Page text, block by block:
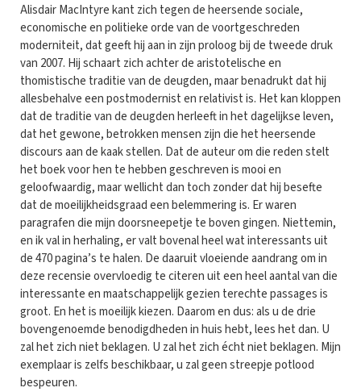
Alisdair MacIntyre kant zich tegen de heersende sociale,
economische en politieke orde van de voortgeschreden
moderniteit, dat geeft hij aan in zijn proloog bij de tweede druk
van 2007. Hij schaart zich achter de aristotelische en
thomistische traditie van de deugden, maar benadrukt dat hij
allesbehalve een postmodernist en relativist is. Het kan kloppen
dat de traditie van de deugden herleeft in het dagelijkse leven,
dat het gewone, betrokken mensen zijn die het heersende
discours aan de kaak stellen. Dat de auteur om die reden stelt
het boek voor hen te hebben geschreven is mooi en
geloofwaardig, maar wellicht dan toch zonder dat hij besefte
dat de moeilijkheidsgraad een belemmering is. Er waren
paragrafen die mijn doorsneepetje te boven gingen. Niettemin,
en ik val in herhaling, er valt bovenal heel wat interessants uit
de 470 pagina’s te halen. De daaruit vloeiende aandrang om in
deze recensie overvloedig te citeren uit een heel aantal van die
interessante en maatschappelijk gezien terechte passages is
groot. En het is moeilijk kiezen. Daarom en dus: als u de drie
bovengenoemde benodigdheden in huis hebt, lees het dan. U
zal het zich niet beklagen. U zal het zich écht niet beklagen. Mijn
exemplaar is zelfs beschikbaar, u zal geen streepje potlood
bespeuren.